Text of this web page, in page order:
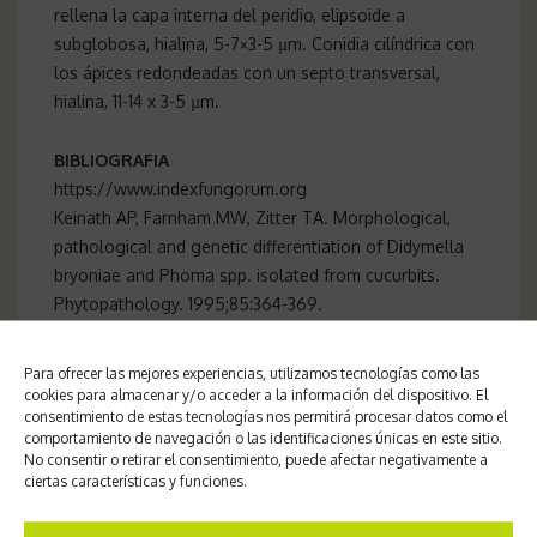
Para ofrecer las mejores experiencias, utilizamos tecnologías como las
cookies para almacenar y/o acceder a la información del dispositivo. El
consentimiento de estas tecnologías nos permitirá procesar datos como el
comportamiento de navegación o las identificaciones únicas en este sitio.
No consentir o retirar el consentimiento, puede afectar negativamente a
ciertas características y funciones.
rellena la capa interna del peridio, elipsoide a
subglobosa, hialina, 5-7×3-5 µm. Conidia cilíndrica con
los ápices redondeadas con un septo transversal,
hialina, 11-14 x 3-5 µm.
BIBLIOGRAFIA
https://www.indexfungorum.org
Keinath AP, Farnham MW, Zitter TA. Morphological,
pathological and genetic differentiation of Didymella
bryoniae and Phoma spp. isolated from cucurbits.
Phytopathology. 1995;85:364-369.
Chancro gomoso del tallo